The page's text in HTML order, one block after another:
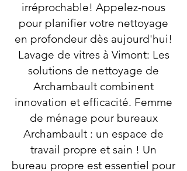
irréprochable! Appelez-nous
pour planifier votre nettoyage
en profondeur dès aujourd'hui!
Lavage de vitres à Vimont: Les
solutions de nettoyage de
Archambault combinent
innovation et efficacité. Femme
de ménage pour bureaux
Archambault : un espace de
travail propre et sain ! Un
bureau propre est essentiel pour